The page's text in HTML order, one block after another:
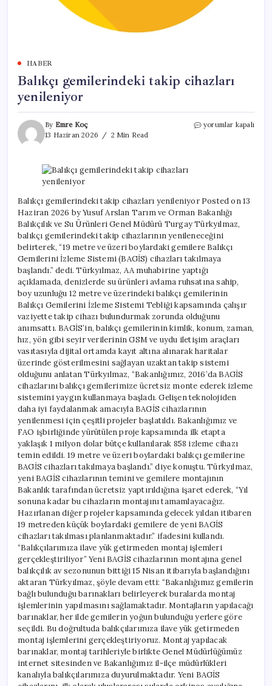
HABER
Balıkçı gemilerindeki takip cihazları
yenileniyor
By Emre Koç
13 Haziran 2026
2 Min Read
Balıkçı
yorumlar kapalı
Balıkçı gemilerindeki takip cihazları yenileniyor Posted on 13
Haziran 2026 by Yusuf Arslan Tarım ve Orman Bakanlığı
Balıkçılık ve Su Ürünleri Genel Müdürü Turgay Türkyılmaz,
balıkçı gemilerindeki takip cihazlarının yenileneceğini
belirterek, “19 metre ve üzeri boylardaki gemilere Balıkçı
Gemilerini İzleme Sistemi (BAGİS) cihazları takılmaya
başlandı.” dedi. Türkyılmaz, AA muhabirine yaptığı
açıklamada, denizlerde su ürünleri avlama ruhsatına sahip,
boy uzunluğu 12 metre ve üzerindeki balıkçı gemilerinin
Balıkçı Gemilerini İzleme Sistemi Tebliği kapsamında çalışır
vaziyette takip cihazı bulundurmak zorunda olduğunu
anımsattı. BAGİS’in, balıkçı gemilerinin kimlik, konum, zaman,
hız, yön gibi seyir verilerinin GSM ve uydu iletişim araçları
vasıtasıyla dijital ortamda kayıt altına alınarak haritalar
üzerinde gösterilmesini sağlayan uzaktan takip sistemi
olduğunu anlatan Türkyılmaz, “Bakanlığımız, 2016’da BAGİS
cihazlarını balıkçı gemilerimize ücretsiz monte ederek izleme
sistemini yaygın kullanmaya başladı. Gelişen teknolojiden
daha iyi faydalanmak amacıyla BAGİS cihazlarının
yenilenmesi için çeşitli projeler başlatıldı. Bakanlığımız ve
FAO işbirliğinde yürütülen proje kapsamında ilk etapta
yaklaşık 1 milyon dolar bütçe kullanılarak 858 izleme cihazı
temin edildi. 19 metre ve üzeri boylardaki balıkçı gemilerine
BAGİS cihazları takılmaya başlandı.” diye konuştu. Türkyılmaz,
yeni BAGİS cihazlarının temini ve gemilere montajının
Bakanlık tarafından ücretsiz yaptırıldığına işaret ederek, “Yıl
sonuna kadar bu cihazların montajını tamamlayacağız.
Hazırlanan diğer projeler kapsamında gelecek yıldan itibaren
19 metreden küçük boylardaki gemilere de yeni BAGİS
cihazları takılması planlanmaktadır.” ifadesini kullandı.
“Balıkçılarımıza ilave yük getirmeden montaj işlemleri
gerçekleştiriliyor” Yeni BAGİS cihazlarının montajına genel
balıkçılık av sezonunun bittiği 15 Nisan itibarıyla başlandığını
aktaran Türkyılmaz, şöyle devam etti: “Bakanlığımız gemilerin
bağlı bulunduğu barınakları belirleyerek buralarda montaj
işlemlerinin yapılmasını sağlamaktadır. Montajların yapılacağı
barınaklar, her ilde gemilerin yoğun bulunduğu yerlere göre
seçildi. Bu doğrultuda balıkçılarımıza ilave yük getirmeden
montaj işlemlerini gerçekleştiriyoruz. Montaj yapılacak
barınaklar, montaj tarihleriyle birlikte Genel Müdürlüğümüz
internet sitesinden ve Bakanlığımız il-ilçe müdürlükleri
kanalıyla balıkçılarımıza duyurulmaktadır. Yeni BAGİS